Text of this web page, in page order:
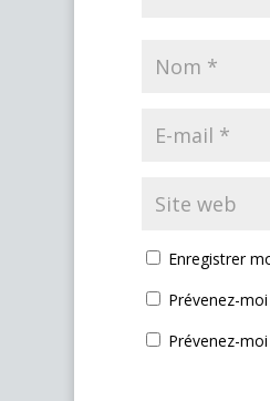
Enregistrer
Prévenez-
Prévenez-